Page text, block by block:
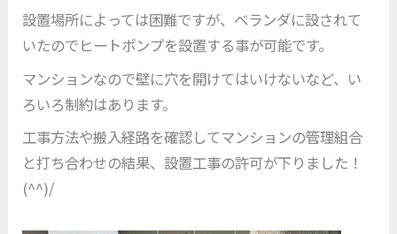
設置場所によっては困難ですが、ベランダに設されて
いたのでヒートポンプを設置する事が可能です。
マンションなので壁に穴を開けてはいけないなど、い
ろいろ制約はあります。
工事方法や搬入経路を確認してマンションの管理組合
と打ち合わせの結果、設置工事の許可が下りました！
(^^)/